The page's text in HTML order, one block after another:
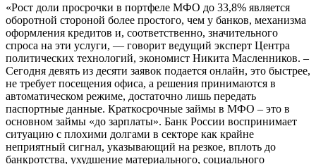
«Рост доли просрочки в портфеле МФО до 33,8% является
оборотной стороной более простого, чем у банков, механизма
оформления кредитов и, соответственно, значительного
спроса на эти услуги, — говорит ведущий эксперт Центра
политических технологий, экономист Никита Масленников. –
Сегодня девять из десяти заявок подается онлайн, это быстрее,
не требует посещения офиса, а решения принимаются в
автоматическом режиме, достаточно лишь передать
паспортные данные. Краткосрочные займы в МФО – это в
основном займы «до зарплаты». Банк России воспринимает
ситуацию с плохими долгами в секторе как крайне
неприятный сигнал, указывающий на резкое, вплоть до
банкротства, ухудшение материального, социального